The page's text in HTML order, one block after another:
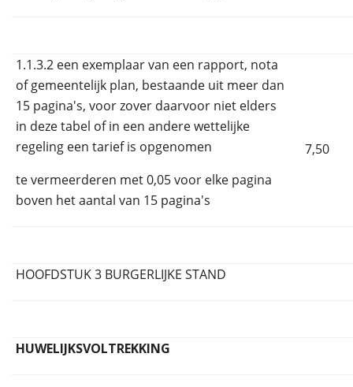
1.1.3.2 een exemplaar van een rapport, nota
of gemeentelijk plan, bestaande uit meer dan
15 pagina's, voor zover daarvoor niet elders
in deze tabel of in een andere wettelijke
regeling een tarief is opgenomen
te vermeerderen met 0,05 voor elke pagina
boven het aantal van 15 pagina's
7,50
HOOFDSTUK 3 BURGERLIJKE STAND
HUWELIJKSVOLTREKKING